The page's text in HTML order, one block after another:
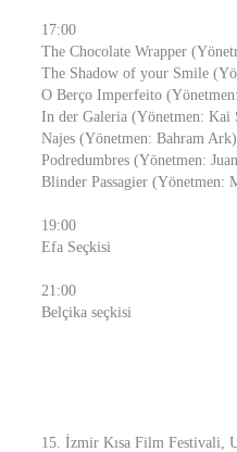
17:00
The Chocolate Wrapper
The Shadow of your Smile
O Berço Imperfeito
In der Galeria (Yönetmen: Kai
Najes (Yönetmen: Bahram Ark)
Podredumbres (Yönetmen:
Blinder Passagier (Yönetmen:
19:00
Efa Seçkisi
21:00
Belçika seçkisi
15. İzmir Kısa Film Festivali,